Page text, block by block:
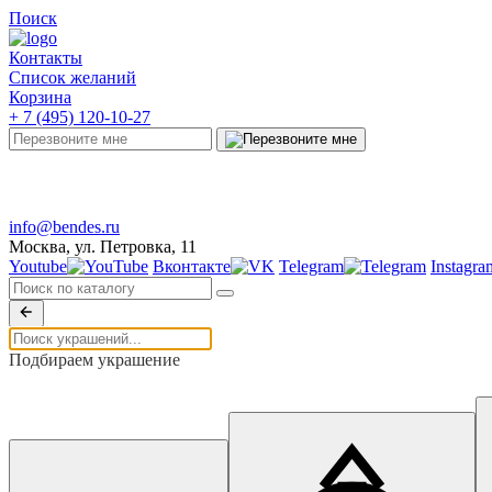
Поиск
Контакты
Список желаний
Корзина
+ 7 (495) 120-10-27
info@bendes.ru
Москва, ул. Петровка, 11
Youtube
Вконтакте Telegram
Подбираем украшение